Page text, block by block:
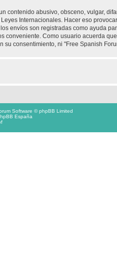
contenido abusivo, obsceno, vulgar,
Internacionales. Hacer eso
envíos son registradas como ayuda
conveniente. Como usuario acuerda
su consentimiento, ni "Free Spanish
Software © phpBB Limited
España